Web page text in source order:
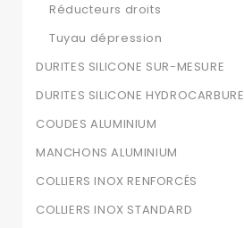
Réducteurs droits
Tuyau dépression
DURITES SILICONE SUR-MESURE
DURITES SILICONE HYDROCARBURE
COUDES ALUMINIUM
MANCHONS ALUMINIUM
COLLIERS INOX RENFORCÉS
COLLIERS INOX STANDARD